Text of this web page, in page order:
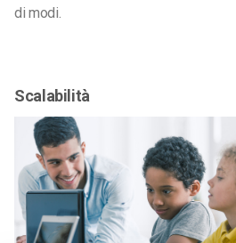
di modi.
Scalabilità